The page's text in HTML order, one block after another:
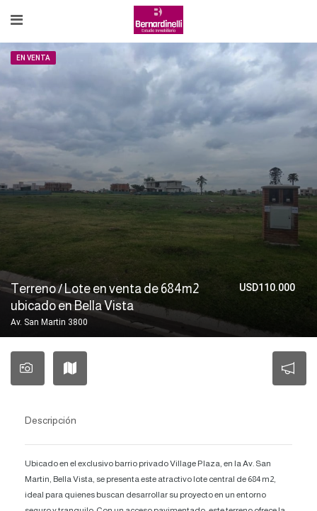
EN VENTA
Terreno / Lote en venta de 684m2
ubicado en Bella Vista
Av. San Martin 3800
USD110.000
Descripción
Ubicado en el exclusivo barrio privado Village Plaza, en la Av. San
Martin, Bella Vista, se presenta este atractivo lote central de 684 m2,
ideal para quienes buscan desarrollar su proyecto en un entorno